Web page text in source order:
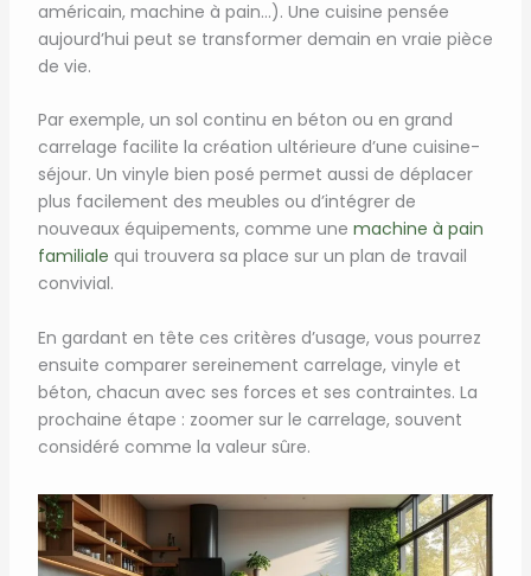
américain, machine à pain…). Une cuisine pensée
aujourd’hui peut se transformer demain en vraie pièce
de vie.
Par exemple, un sol continu en béton ou en grand
carrelage facilite la création ultérieure d’une cuisine-
séjour. Un vinyle bien posé permet aussi de déplacer
plus facilement des meubles ou d’intégrer de
nouveaux équipements, comme une machine à pain
familiale qui trouvera sa place sur un plan de travail
convivial.
En gardant en tête ces critères d’usage, vous pourrez
ensuite comparer sereinement carrelage, vinyle et
béton, chacun avec ses forces et ses contraintes. La
prochaine étape : zoomer sur le carrelage, souvent
considéré comme la valeur sûre.